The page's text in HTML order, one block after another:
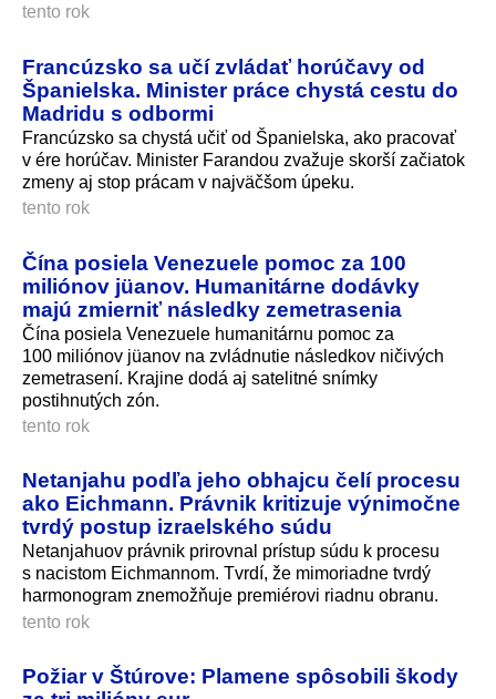
tento rok
Francúzsko sa učí zvládať horúčavy od
Španielska. Minister práce chystá cestu do
Madridu s odbormi
Francúzsko sa chystá učiť od Španielska, ako pracovať
v ére horúčav. Minister Farandou zvažuje skorší začiatok
zmeny aj stop prácam v najväčšom úpeku.
tento rok
Čína posiela Venezuele pomoc za 100
miliónov jüanov. Humanitárne dodávky
majú zmierniť následky zemetrasenia
Čína posiela Venezuele humanitárnu pomoc za
100 miliónov jüanov na zvládnutie následkov ničivých
zemetrasení. Krajine dodá aj satelitné snímky
postihnutých zón.
tento rok
Netanjahu podľa jeho obhajcu čelí procesu
ako Eichmann. Právnik kritizuje výnimočne
tvrdý postup izraelského súdu
Netanjahuov právnik prirovnal prístup súdu k procesu
s nacistom Eichmannom. Tvrdí, že mimoriadne tvrdý
harmonogram znemožňuje premiérovi riadnu obranu.
tento rok
Požiar v Štúrove: Plamene spôsobili škody